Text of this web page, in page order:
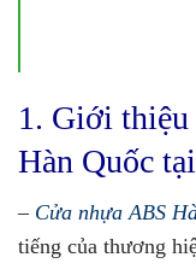
1. Giới thiệu
Hàn Quốc
– Cửa nhựa ABS
tiếng của thương